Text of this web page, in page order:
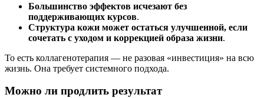
Большинство эффектов исчезают без
поддерживающих курсов.
Структура кожи может остаться улучшенной, если
сочетать с уходом и коррекцией образа жизни.
То есть коллагенотерапия — не разовая «инвестиция» на всю
жизнь. Она требует системного подхода.
Можно ли продлить результат